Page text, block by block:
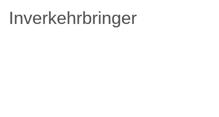
Inverkehrbringer